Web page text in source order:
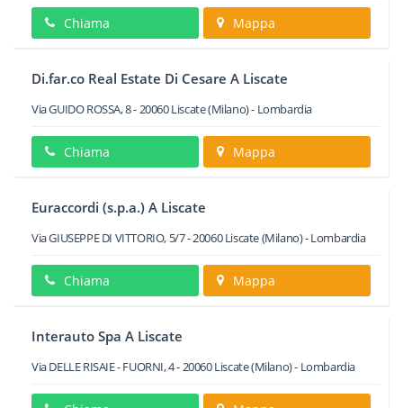
Chiama Mappa
Di.far.co Real Estate Di Cesare A Liscate
Via GUIDO ROSSA, 8-20060Liscate(Milano) - Lombardia
Chiama Mappa
Euraccordi (s.p.a.) A Liscate
Via GIUSEPPE DI VITTORIO, 5/7-20060 Liscate(Milano) -Lombardia
Chiama Mappa
Interauto Spa A Liscate
Via DELLE RISAIE - FUORNI, 4-20060Liscate(Milano) - Lombardia